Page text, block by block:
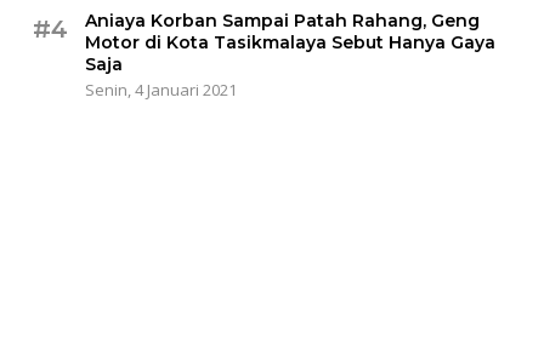
#4
Aniaya Korban Sampai Patah Rahang, Geng
Motor di Kota Tasikmalaya Sebut Hanya Gaya
Saja
Senin, 4 Januari 2021